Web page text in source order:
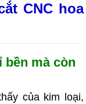
CNC hoa
bền mà còn
của kim loại,